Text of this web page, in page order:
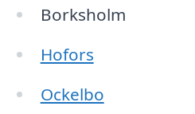
Borksholm
Hofors
Ockelbo